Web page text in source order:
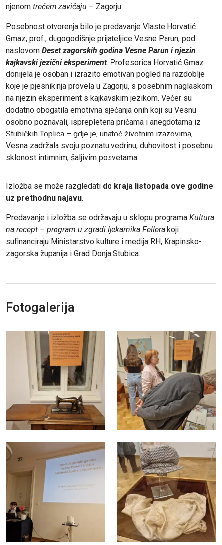
njenom trećem zavičaju – Zagorju.
Posebnost otvorenja bilo je predavanje Vlaste Horvatić
Gmaz, prof., dugogodišnje prijateljice Vesne Parun, pod
naslovom Deset zagorskih godina Vesne Parun i njezin
kajkavski jezični eksperiment. Profesorica Horvatić Gmaz
donijela je osoban i izrazito emotivan pogled na razdoblje
koje je pjesnikinja provela u Zagorju, s posebnim naglaskom
na njezin eksperiment s kajkavskim jezikom. Večer su
dodatno obogatila emotivna sjećanja onih koji su Vesnu
osobno poznavali, isprepletena pričama i anegdotama iz
Stubičkih Toplica – gdje je, unatoč životnim izazovima,
Vesna zadržala svoju poznatu vedrinu, duhovitost i posebnu
sklonost intimnim, šaljivim posvetama.
Izložba se može razgledati do kraja listopada ove godine
uz prethodnu najavu.
Predavanje i izložba se održavaju u sklopu programa Kultura
na recept – program u zgradi ljekarnika Fellera koji
sufinanciraju Ministarstvo kulture i medija RH, Krapinsko-
zagorska županija i Grad Donja Stubica.
Fotogalerija